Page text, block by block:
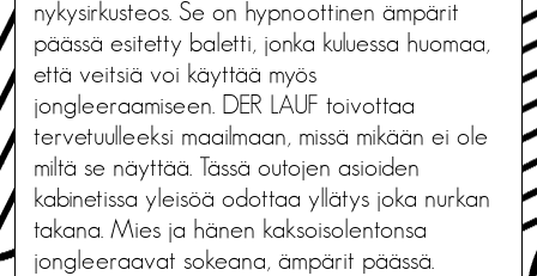
nykysirkusteos. Se on hypnoottinen ämpärit
päässä esitetty baletti, jonka kuluessa huomaa,
että veitsiä voi käyttää myös
jongleeraamiseen. DER LAUF toivottaa
tervetuulleeksi maailmaan, missä mikään ei ole
miltä se näyttää. Tässä outojen asioiden
kabinetissa yleisöä odottaa yllätys joka nurkan
takana. Mies ja hänen kaksoisolentonsa
jongleeraavat sokeana, ämpärit päässä.